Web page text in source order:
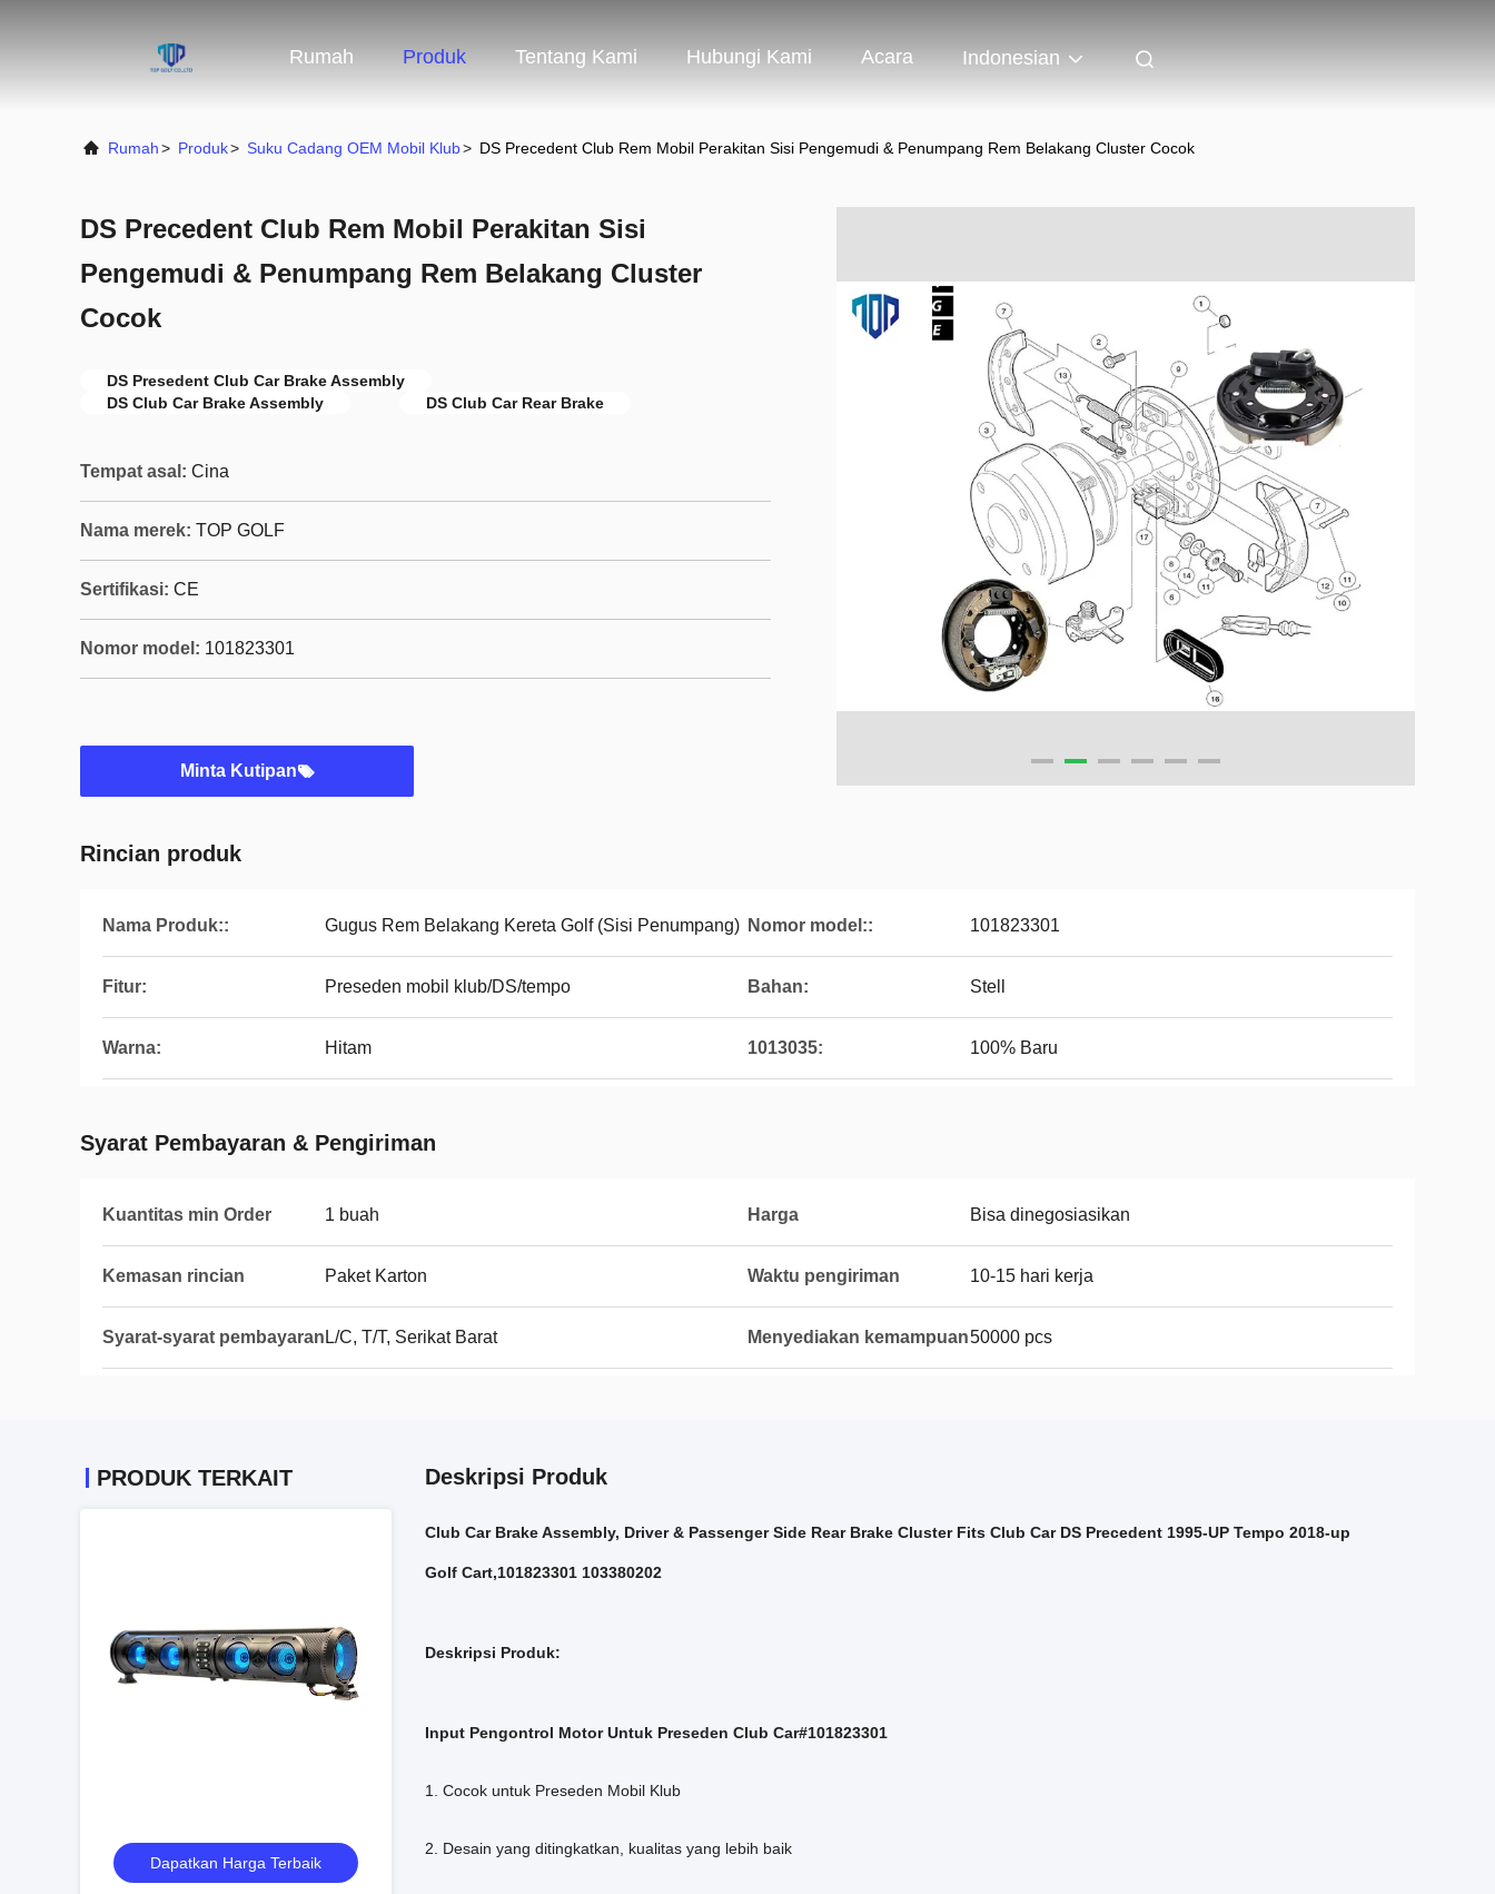
Rumah Produk Tentang Kami Hubungi Kami Acara Indonesian
Rumah> Produk> Suku Cadang OEM Mobil Klub> DS Precedent Club Rem Mobil Perakitan Sisi Pengemudi & Penumpang Rem Belakang Cluster Cocok
DS Precedent Club Rem Mobil Perakitan Sisi
Pengemudi & Penumpang Rem Belakang Cluster
Cocok
DS Presedent Club Car Brake Assembly
DS Club Car Brake Assembly
DS Club Car Rear Brake
Tempat asal: Cina
Nama merek: TOP GOLF
Sertifikasi: CE
Nomor model: 101823301
Minta Kutipan
Rincian produk
Nama Produk:: Gugus Rem Belakang Kereta Golf (Sisi Penumpang) Nomor model:: 101823301
Fitur: Preseden mobil klub/DS/tempo Bahan: Stell
Warna: Hitam 1013035: 100% Baru
Syarat Pembayaran & Pengiriman
Kuantitas min Order 1 buah Harga Bisa dinegosiasikan
Kemasan rincian Paket Karton Waktu pengiriman 10-15 hari kerja
Syarat-syarat pembayaran L/C, T/T, Serikat Barat Menyediakan kemampuan50000 pcs
PRODUK TERKAIT
Dapatkan Harga Terbaik
Deskripsi Produk
Club Car Brake Assembly, Driver & Passenger Side Rear Brake Cluster Fits Club Car DS Precedent 1995-UP Tempo 2018-up
Golf Cart,101823301 103380202
Deskripsi Produk:
Input Pengontrol Motor Untuk Preseden Club Car#101823301
1. Cocok untuk Preseden Mobil Klub
2. Desain yang ditingkatkan, kualitas yang lebih baik